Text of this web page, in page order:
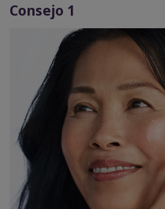
Consejo 1